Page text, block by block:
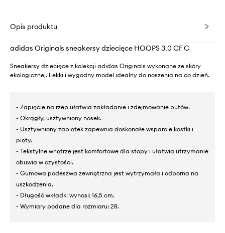
Opis produktu
adidas Originals sneakersy dziecięce HOOPS 3.0 CF C
Sneakersy dziecięce z kolekcji adidas Originals wykonane ze skóry
ekologicznej. Lekki i wygodny model idealny do noszenia na co dzień.
- Zapięcie na rzep ułatwia zakładanie i zdejmowanie butów.
- Okrągły, usztywniony nosek.
- Usztywniony zapiętek zapewnia doskonałe wsparcie kostki i
pięty.
- Tekstylne wnętrze jest komfortowe dla stopy i ułatwia utrzymanie
obuwia w czystości.
- Gumowa podeszwa zewnętrzna jest wytrzymała i odporna na
uszkodzenia.
- Długość wkładki wynosi: 16,5 cm.
- Wymiary podane dla rozmiaru: 28.